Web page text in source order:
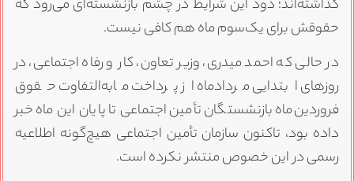
گذاشته‌اند؛ دود این شرایط در چشم بازنشسته‌ای می‌رود که
حقوقش برای یک‌سوم ماه هم کافی نیست.
در حالی که احمد میدری، وزیر تعاون، کار و رفاه اجتماعی، در
روزهای ابتدایی مردادماه از پرداخت مابه‌التفاوت حقوق
فروردین‌ماه بازنشستگان تأمین اجتماعی تا پایان این ماه خبر
داده بود، تاکنون سازمان تأمین اجتماعی هیچ‌گونه اطلاعیه
رسمی در این خصوص منتشر نکرده است.